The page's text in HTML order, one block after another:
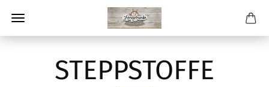
STEPPSTOFFE